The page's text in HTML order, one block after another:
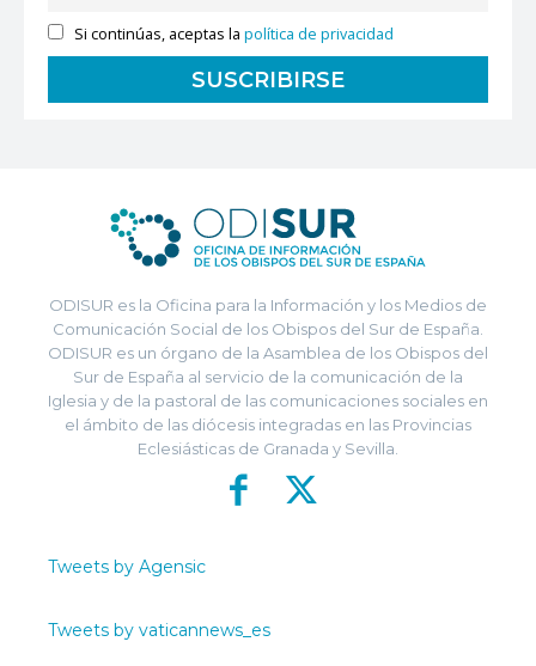
Si continúas, aceptas lapolítica de privacidad
ODISUR es la Oficina para la Información y los Medios de
Comunicación Social de los Obispos del Sur de España.
ODISUR es un órgano de la Asamblea de los Obispos del
Sur de España al servicio de la comunicación de la
Iglesia y de la pastoral de las comunicaciones sociales en
el ámbito de las diócesis integradas en las Provincias
Eclesiásticas de Granada y Sevilla.
Tweets by Agensic
Tweets by vaticannews_es